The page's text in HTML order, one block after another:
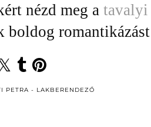
nézd meg a tavalyi
boldog
PETRA - LAKBERENDEZŐ